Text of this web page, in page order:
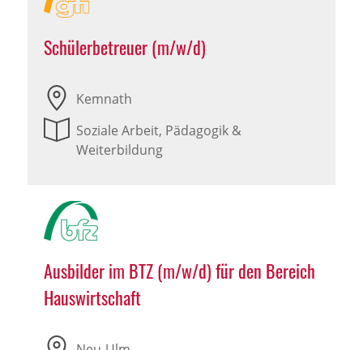
Schülerbetreuer (m/w/d)
Kemnath
Soziale Arbeit, Pädagogik &
Weiterbildung
Ausbilder im BTZ (m/w/d) für den Bereich
Hauswirtschaft